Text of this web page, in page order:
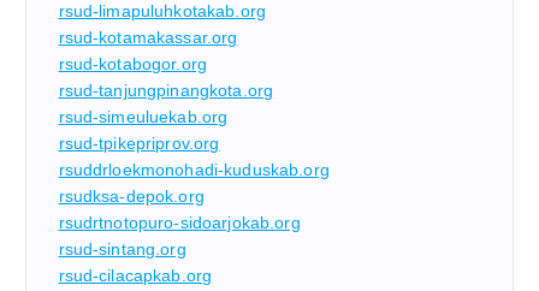
rsud-limapuluhkotakab.org
rsud-kotamakassar.org
rsud-kotabogor.org
rsud-tanjungpinangkota.org
rsud-simeuluekab.org
rsud-tpikepriprov.org
rsuddrloekmonohadi-kuduskab.org
rsudksa-depok.org
rsudrtnotopuro-sidoarjokab.org
rsud-sintang.org
rsud-cilacapkab.org